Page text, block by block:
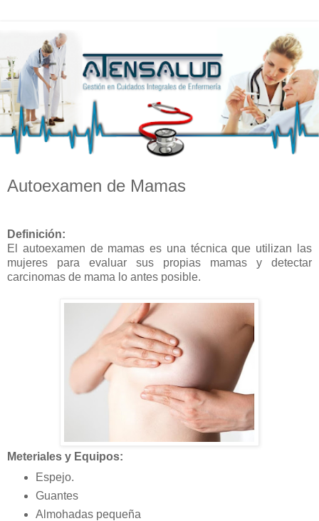
Autoexamen de Mamas
Definición:
El autoexamen de mamas es una técnica que utilizan las
mujeres para evaluar sus propias mamas y detectar
carcinomas de mama lo antes posible.
Meteriales y Equipos:
Espejo.
Guantes
Almohadas pequeña